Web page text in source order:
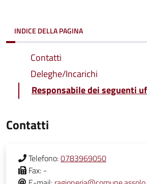
INDICE DELLA PAGINA
Contatti
Deleghe/Incarichi
Responsabile dei seguenti
Contatti
Telefono:0783969050
Fax: -